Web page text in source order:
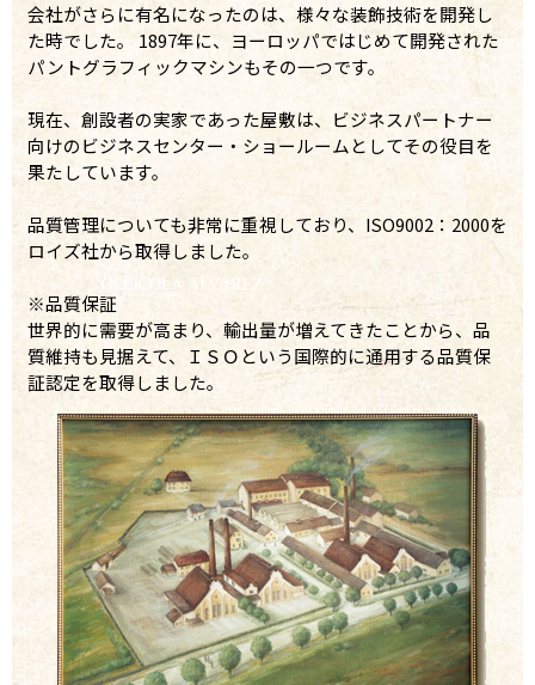
会社がさらに有名になったのは、様々な装飾技術を開発し
た時でした。 1897年に、ヨーロッパではじめて開発された
パントグラフィックマシンもその一つです。
現在、創設者の実家であった屋敷は、ビジネスパートナー
向けのビジネスセンター・ショールームとしてその役目を
果たしています。
品質管理についても非常に重視しており、ISO9002：2000を
ロイズ社から取得しました。
※品質保証
世界的に需要が高まり、輸出量が増えてきたことから、品
質維持も見据えて、ＩＳＯという国際的に通用する品質保
証認定を取得しました。